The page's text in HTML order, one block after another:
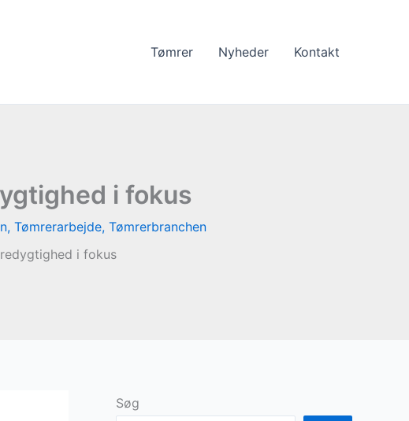
Tømrer Nyheder Kontakt
i fokus
, Tømrerarbejde, Tømrerbranchen
i fokus
Søg